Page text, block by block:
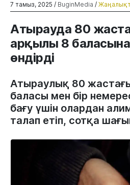
7 тамыз, 2025 / BuginMedia /
Атырауда 80
арқылы 8
өндірді
Атыраулық 80 жастағы
баласы мен бір
бағу үшін олардан
талап етіп, сотқа